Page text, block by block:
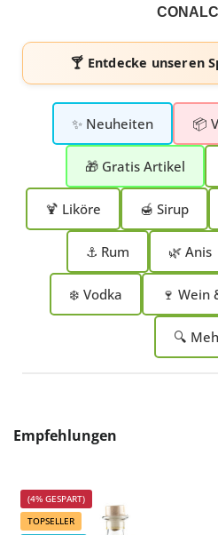
🍸 Entdecke unseren
✨ Neuheiten 📦
🎁 Gratis Artikel
🍹 Liköre 🍯 Sirup
⚓ Rum 🌿 Anis
❄️ Vodka 🍷 Wein
🔍
Produktgalerie überspringen
Empfehlungen
(4% GESPART)
TOPSELLER